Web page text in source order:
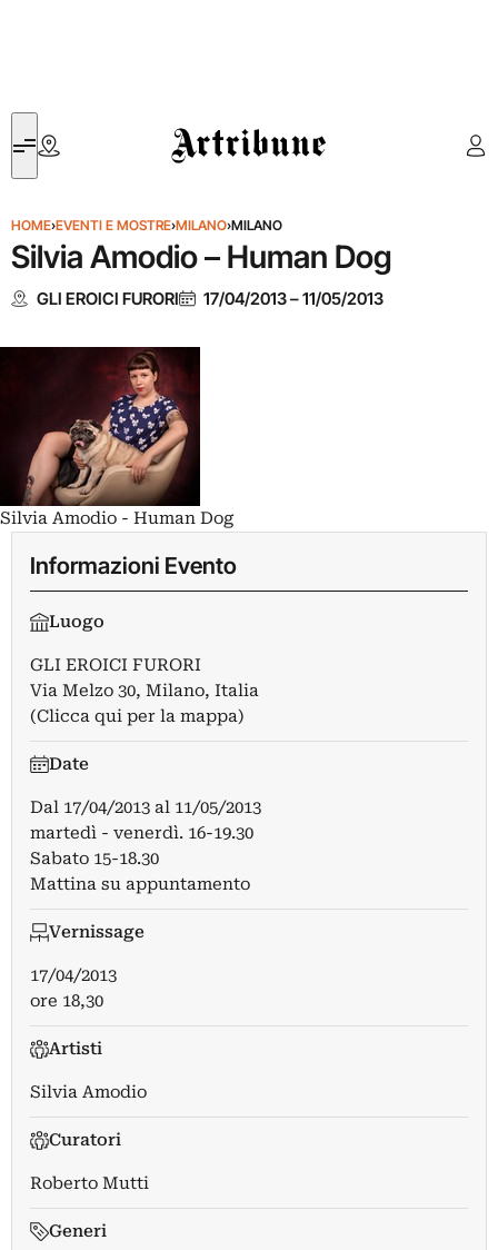
Artribune
HOME›EVENTI E MOSTRE›MILANO›MILANO
Silvia Amodio – Human Dog
GLI EROICI FURORI 17/04/2013–11/05/2013
Silvia Amodio - Human Dog
Informazioni Evento
Luogo
GLI EROICI FURORI
Via Melzo 30, Milano, Italia
(Clicca qui per la mappa)
Date
Dal 17/04/2013 al 11/05/2013
martedì - venerdì. 16-19.30
Sabato 15-18.30
Mattina su appuntamento
Vernissage
17/04/2013
ore 18,30
Artisti
Silvia Amodio
Curatori
Roberto Mutti
Generi